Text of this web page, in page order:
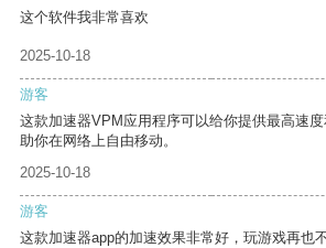
这个软件我非常喜欢
2025-10-18
游客
这款加速器VPM应用程序可以给你提供最高速
助你在网络上自由移动。
2025-10-18
游客
这款加速器app的加速效果非常好，玩游戏再也